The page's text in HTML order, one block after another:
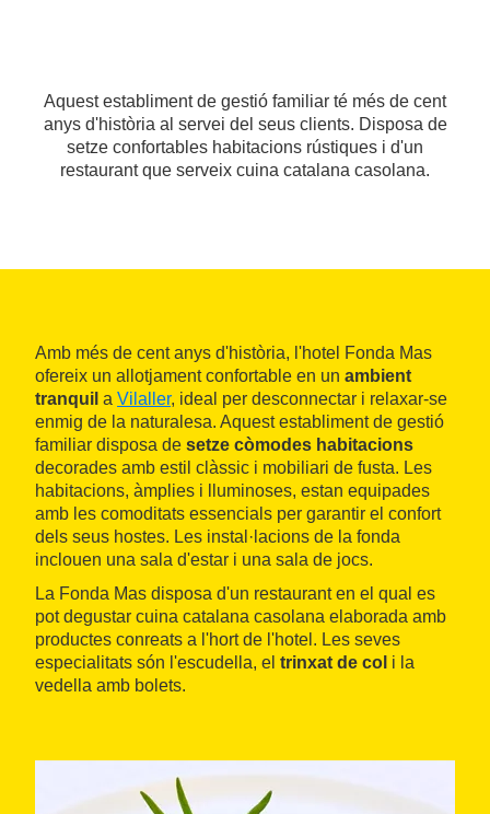
Aquest establiment de gestió familiar té més de cent
anys d'història al servei del seus clients. Disposa de
setze confortables habitacions rústiques i d'un
restaurant que serveix cuina catalana casolana.
Amb més de cent anys d'història, l'hotel Fonda Mas
ofereix un allotjament confortable en un ambient
tranquil a Vilaller, ideal per desconnectar i relaxar-se
enmig de la naturalesa. Aquest establiment de gestió
familiar disposa de setze còmodes habitacions
decorades amb estil clàssic i mobiliari de fusta. Les
habitacions, àmplies i lluminoses, estan equipades
amb les comoditats essencials per garantir el confort
dels seus hostes. Les instal·lacions de la fonda
inclouen una sala d'estar i una sala de jocs.
La Fonda Mas disposa d'un restaurant en el qual es
pot degustar cuina catalana casolana elaborada amb
productes conreats a l'hort de l'hotel. Les seves
especialitats són l'escudella, el trinxat de col i la
vedella amb bolets.